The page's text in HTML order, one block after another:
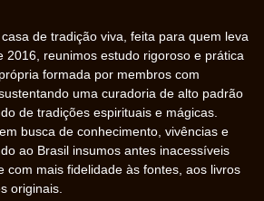
de tradição viva, feita para quem leva
2016, reunimos estudo rigoroso e prática
formada por membros com
uma curadoria de alto padrão
de tradições espirituais e mágicas.
busca de conhecimento, vivências e
ao Brasil insumos antes inacessíveis
com mais fidelidade às fontes, aos livros
originais.